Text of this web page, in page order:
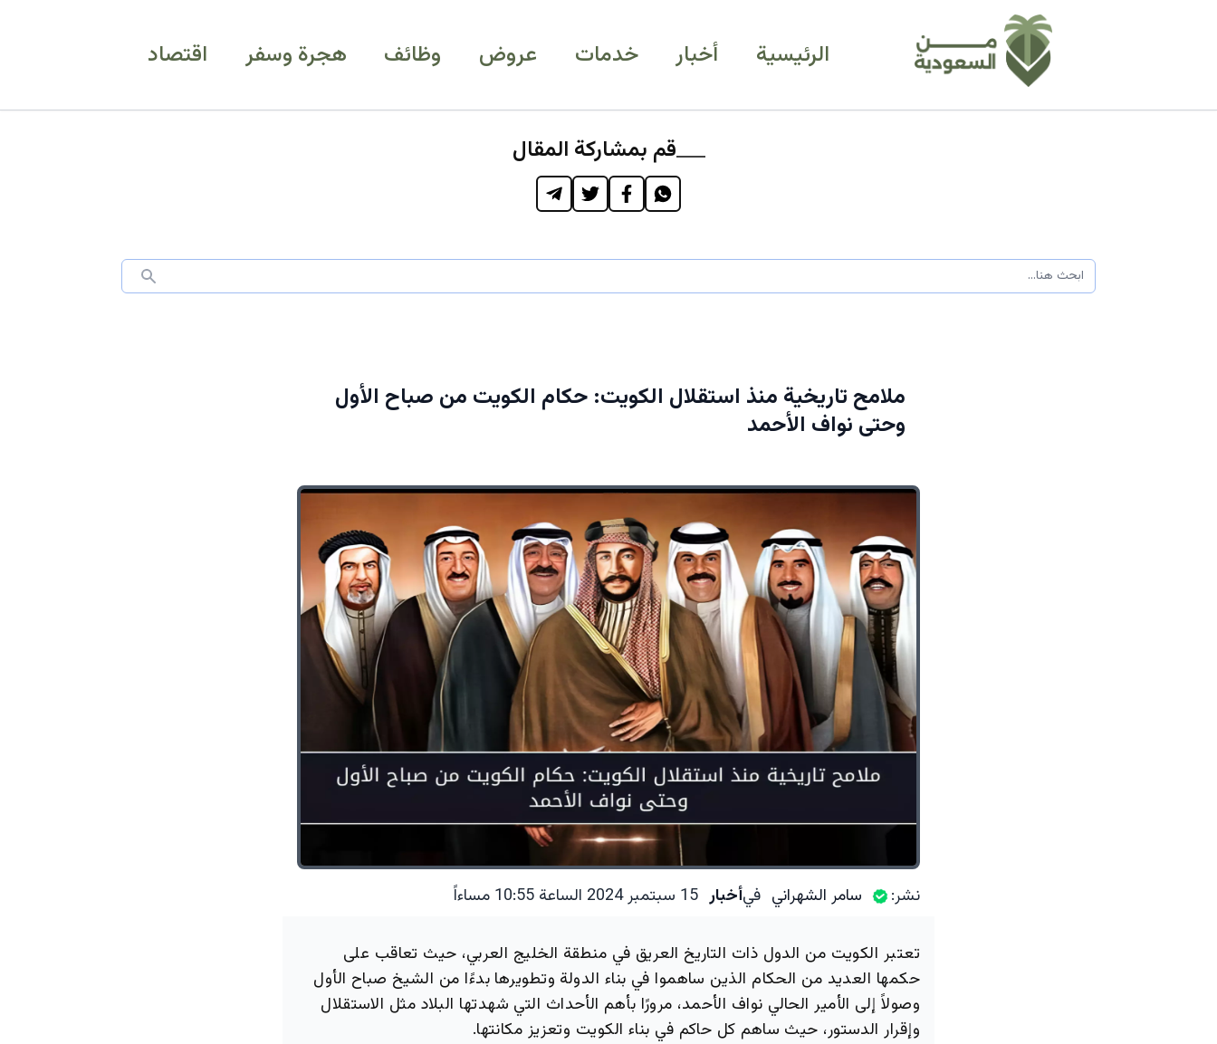
الرئيسية أخبار خدمات عروض وظائف هجرة وسفر اقتصاد
قم بمشاركة المقال
ملامح تاريخية منذ استقلال الكويت: حكام الكويت من صباح الأول
وحتى نواف الأحمد
نشر: سامر الشهراني فيأخبار 15 سبتمبر 2024 الساعة 10:55 مساءاً
تعتبر الكويت من الدول ذات التاريخ العريق في منطقة الخليج العربي، حيث تعاقب على
حكمها العديد من الحكام الذين ساهموا في بناء الدولة وتطويرها بدءًا من الشيخ صباح الأول
وصولاً إلى الأمير الحالي نواف الأحمد، مرورًا بأهم الأحداث التي شهدتها البلاد مثل الاستقلال
وإقرار الدستور، حيث ساهم كل حاكم في بناء الكويت وتعزيز مكانتها.